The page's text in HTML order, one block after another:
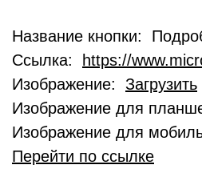
Название кнопки:
Ссылка:
https://
Изображение: Загрузить
Изображение для
Изображение для
Перейти по ссылке